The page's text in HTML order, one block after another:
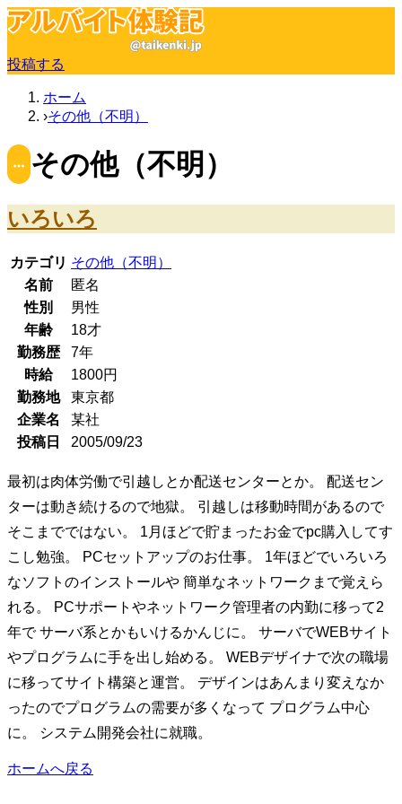
投稿する
ホーム
その他（不明）
その他（不明）
いろいろ
カテゴリ その他（不明）
名前
匿名
性別
男性
年齢
18才
勤務歴
7年
時給
1800円
勤務地
東京都
企業名
某社
投稿日
2005/09/23
最初は肉体労働で引越しとか配送センターとか。 配送セン
ターは動き続けるので地獄。 引越しは移動時間があるので
そこまでではない。 1月ほどで貯まったお金でpc購入してす
こし勉強。 PCセットアップのお仕事。 1年ほどでいろいろ
なソフトのインストールや 簡単なネットワークまで覚えら
れる。 PCサポートやネットワーク管理者の内勤に移って2
年で サーバ系とかもいけるかんじに。 サーバでWEBサイト
やプログラムに手を出し始める。 WEBデザイナで次の職場
に移ってサイト構築と運営。 デザインはあんまり変えなか
ったのでプログラムの需要が多くなって プログラム中心
に。 システム開発会社に就職。
ホームへ戻る